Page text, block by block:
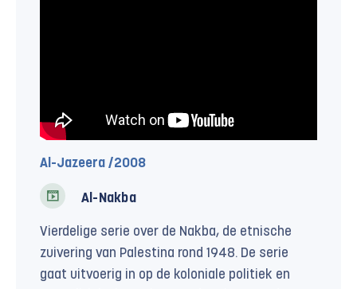
Al-Jazeera /2008
Al-Nakba
Vierdelige serie over de Nakba, de etnische
zuivering van Palestina rond 1948. De serie
gaat uitvoerig in op de koloniale politiek en